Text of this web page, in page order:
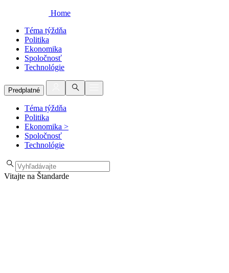
Home
Téma týždňa
Politika
Ekonomika
Spoločnosť
Technológie
Predplatné
Téma týždňa
Politika
Ekonomika >
Spoločnosť
Technológie
Vitajte na Štandarde